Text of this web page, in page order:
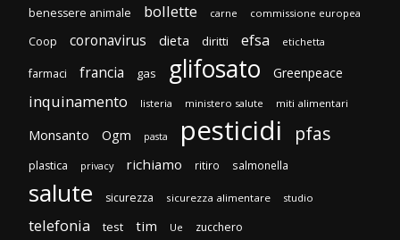
benessere animale bollette carne commissione europea
Coop coronavirus dieta diritti efsa etichetta
farmaci francia gas glifosato Greenpeace
inquinamento listeria ministero salute miti alimentari
Monsanto Ogm pasta pesticidi pfas
plastica privacy richiamo ritiro salmonella
salute sicurezza sicurezza alimentare studio
telefonia test tim Ue zucchero